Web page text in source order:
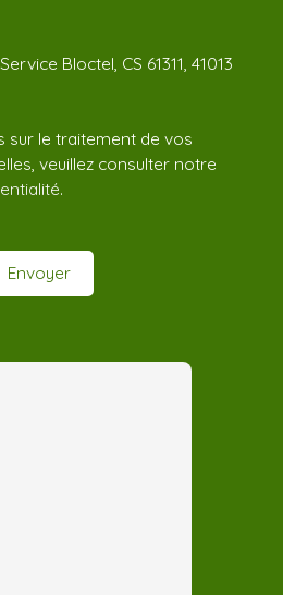
Bloctel, CS 61311, 41013
sur le traitement de vos
veuillez consulter notre
.
Envoyer